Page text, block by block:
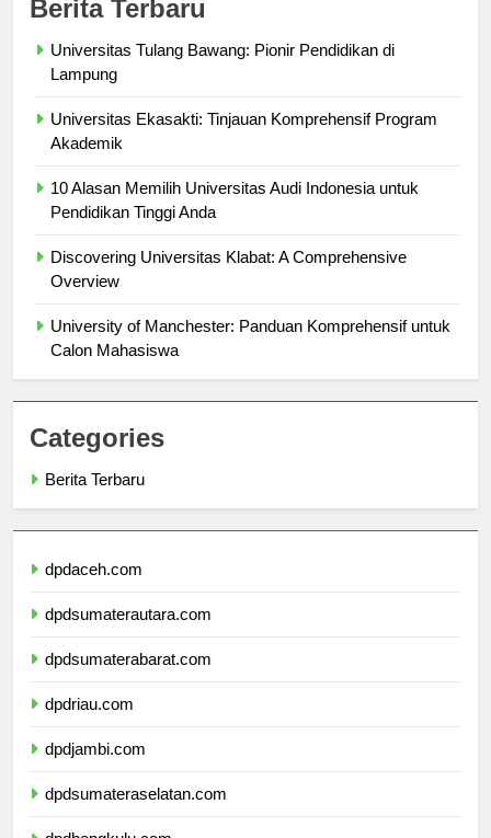
Universitas Tulang Bawang: Pionir Pendidikan di
Universitas Ekasakti: Tinjauan Komprehensif Program
10 Alasan Memilih Universitas Audi Indonesia untuk
Discovering Universitas Klabat: A Comprehensive
University of Manchester: Panduan Komprehensif untuk
Categories